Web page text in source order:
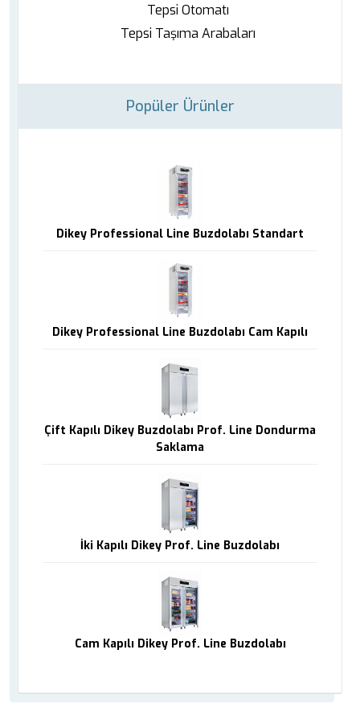
Tepsi Otomatı
Tepsi Taşıma Arabaları
Popüler Ürünler
Dikey Professional Line Buzdolabı Standart
Dikey Professional Line Buzdolabı Cam Kapılı
Çift Kapılı Dikey Buzdolabı Prof. Line Dondurma
Saklama
İki Kapılı Dikey Prof. Line Buzdolabı
Cam Kapılı Dikey Prof. Line Buzdolabı